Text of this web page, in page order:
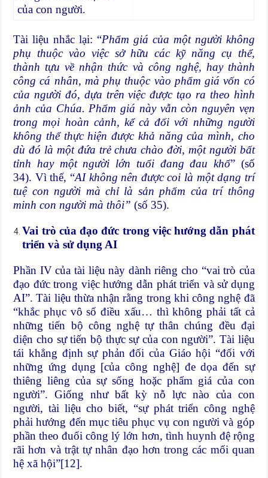
của con người.
Tài liệu nhắc lại: “Phẩm giá của một người không
phụ thuộc vào việc sở hữu các kỹ năng cụ thể,
thành tựu về nhận thức và công nghệ, hay thành
công cá nhân, mà phụ thuộc vào phẩm giá vốn có
của người đó, dựa trên việc được tạo ra theo hình
ảnh của Chúa. Phẩm giá này vẫn còn nguyên vẹn
trong mọi hoàn cảnh, kể cả đối với những người
không thể thực hiện được khả năng của mình, cho
dù đó là một đứa trẻ chưa chào đời, một người bất
tỉnh hay một người lớn tuổi đang đau khổ” (số
34). Vì thế, “AI không nên được coi là một dạng trí
tuệ con người mà chỉ là sản phẩm của trí thông
minh con người mà thôi” (số 35).
Vai trò của đạo đức trong việc hướng dẫn phát
triển và sử dụng AI
Phần IV của tài liệu này dành riêng cho “vai trò của
đạo đức trong việc hướng dẫn phát triển và sử dụng
AI”. Tài liệu thừa nhận rằng trong khi công nghệ đã
“khắc phục vô số điều xấu… thì không phải tất cả
những tiến bộ công nghệ tự thân chúng đều đại
diện cho sự tiến bộ thực sự của con người”. Tài liệu
tái khẳng định sự phản đối của Giáo hội “đối với
những ứng dụng [của công nghệ] đe dọa đến sự
thiêng liêng của sự sống hoặc phẩm giá của con
người”. Giống như bất kỳ nỗ lực nào của con
người, tài liệu cho biết, “sự phát triển công nghệ
phải hướng đến mục tiêu phục vụ con người và góp
phần theo đuổi công lý lớn hơn, tình huynh đệ rộng
rãi hơn và trật tự nhân đạo hơn trong các mối quan
hệ xã hội”[12].